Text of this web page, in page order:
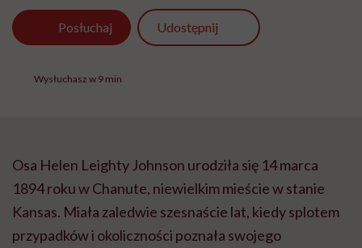
Posłuchaj Udostępnij
Wysłuchasz w 9 min
Osa Helen Leighty Johnson urodziła się 14 marca
1894 roku w Chanute, niewielkim mieście w stanie
Kansas. Miała zaledwie szesnaście lat, kiedy splotem
przypadków i okoliczności poznała swojego